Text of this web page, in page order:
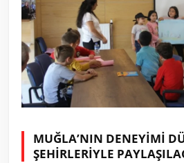
MUĞLA’NIN DENEYİMİ
ŞEHİRLERİYLE